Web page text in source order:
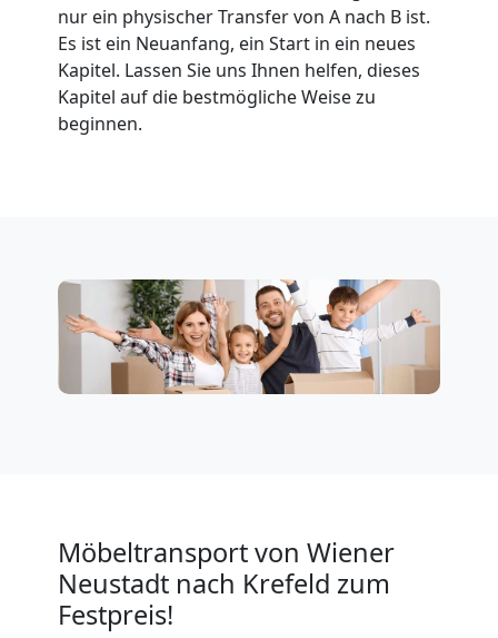
nur ein physischer Transfer von A nach B ist.
Es ist ein Neuanfang, ein Start in ein neues
Kapitel. Lassen Sie uns Ihnen helfen, dieses
Kapitel auf die bestmögliche Weise zu
beginnen.
Möbeltransport von Wiener
Neustadt nach Krefeld zum
Festpreis!
Klaviertransport
Wiener
Neustadt
Wiener
Neustadt
Wiener
Neustadt